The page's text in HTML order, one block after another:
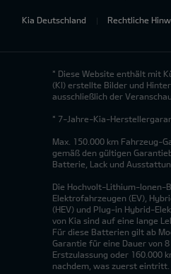
Kia Deutschland Rechtliche
* Diese Website enthält mit
(KI) erstellte Bilder und
ausschließlich der
* 7-Jahre-Kia-
Max. 150.000 km Fahrzeug-
gemäß den gültigen
Batterie, Lack und
Die Hochvolt-Lithium-Ionen-
Elektrofahrzeugen (EV),
(HEV) und Plug-in Hybrid-
von Kia sind auf eine lange
Für diese Batterien gilt ab
Garantie für eine Dauer von
Erstzulassung oder 160.000
nachdem, was zuerst eintritt.